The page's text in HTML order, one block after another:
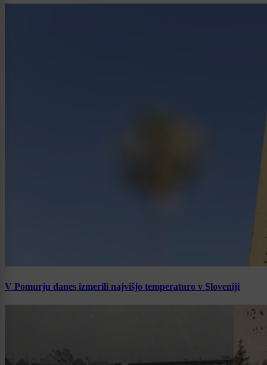
V Pomurju danes izmerili najvišjo temperaturo v Sloveniji